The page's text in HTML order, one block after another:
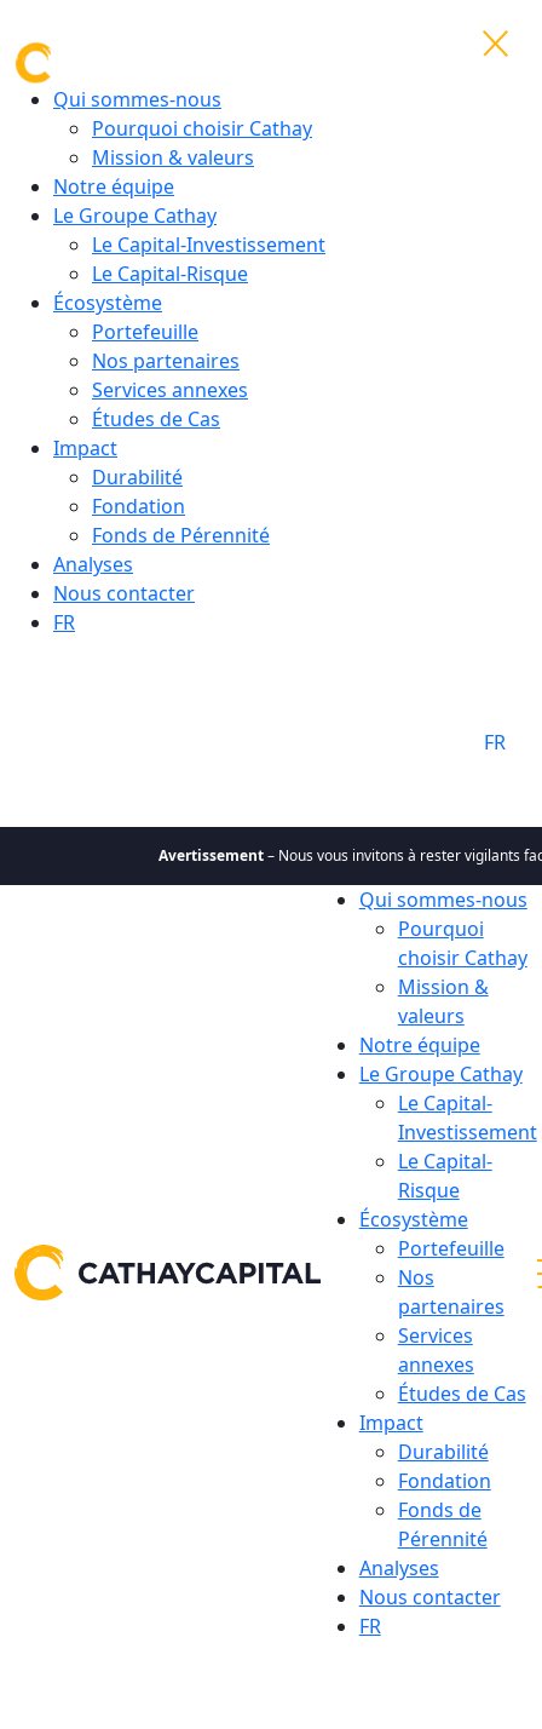
Qui sommes-nous
Pourquoi choisir Cathay
Mission & valeurs
Notre équipe
Le Groupe Cathay
Le Capital-Investissement
Le Capital-Risque
Écosystème
Portefeuille
Nos partenaires
Services annexes
Études de Cas
Impact
Durabilité
Fondation
Fonds de Pérennité
Analyses
Nous contacter
FR
FR
Avertissement– Nous vous invitons à rester vigilants face à
Qui sommes-nous
Pourquoi
choisir Cathay
Mission &
valeurs
Notre équipe
Le Groupe Cathay
Le Capital-
Investissement
Le Capital-
Risque
Écosystème
Portefeuille
Nos
partenaires
Services
annexes
Études de Cas
Impact
Durabilité
Fondation
Fonds de
Pérennité
Analyses
Nous contacter
FR